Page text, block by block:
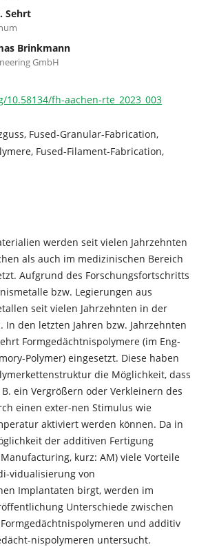
Sehrt
Brinkmann
GmbH
fh-aachen-rte_2023_003
Fused-Granular-Fabrication,
Fused-Filament-Fabrication,
werden seit vielen Jahrzehnten
als auch im medizinischen Bereich
Aufgrund des Forschungsfortschritts
bzw. Legierungen aus
seit vielen Jahrzehnten in der
In den letzten Jahren bzw. Jahrzehnten
Formgedächtnispolymere (im Eng-
Polymer) eingesetzt. Diese haben
die Möglichkeit, dass
ein Vergrößern oder Verkleinern des
einen exter-nen Stimulus wie
aktiviert werden können. Da in
der additiven Fertigung
kurz: AM) viele Vorteile
vidualisierung von
Implantaten birgt, werden im
Unterschiede zwischen
und additiv
nispolymeren untersucht.